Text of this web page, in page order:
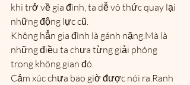
khi trở về gia đình, ta dễ vô thức quay lại
những động lực cũ.
Không hẳn gia đình là gánh nặng.Mà là
những điều ta chưa từng giải phóng
trong không gian đó.
Cảm xúc chưa bao giờ được nói ra.Ranh